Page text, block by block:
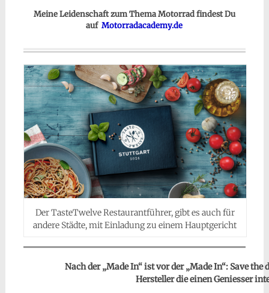
Meine Leidenschaft zum Thema Motorrad findest Du
aufMotorradacademy.de
Der TasteTwelve Restaurantführer, gibt es auch für
andere Städte, mit Einladung zu einem Hauptgericht
Nach der „Made In“ ist vor der „Made In“: Save
Hersteller die einen Geniesser